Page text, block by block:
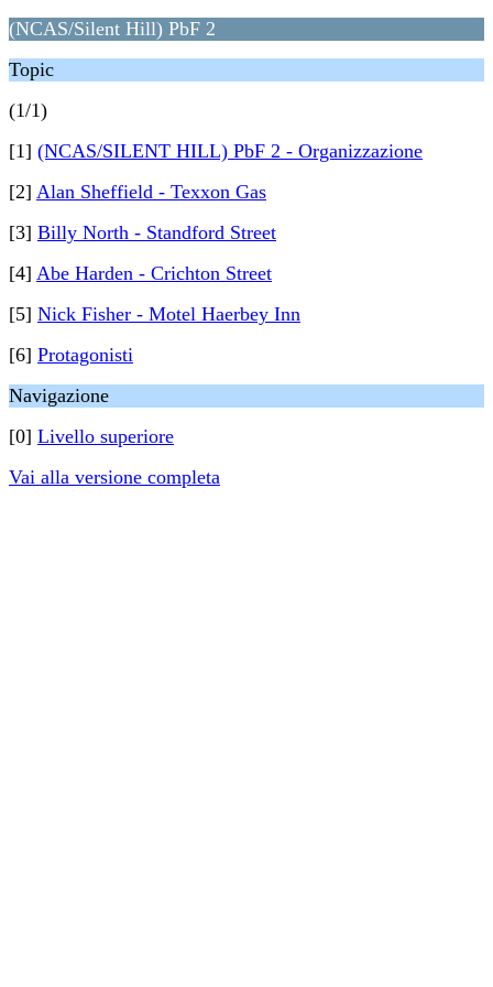
(NCAS/Silent Hill) PbF 2
Topic
(1/1)
[1] (NCAS/SILENT HILL) PbF 2 - Organizzazione
[2] Alan Sheffield - Texxon Gas
[3] Billy North - Standford Street
[4] Abe Harden - Crichton Street
[5] Nick Fisher - Motel Haerbey Inn
[6] Protagonisti
Navigazione
[0] Livello superiore
Vai alla versione completa